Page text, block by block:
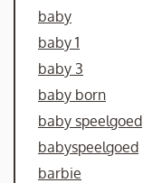
baby
baby 1
baby 3
baby born
baby speelgoed
babyspeelgoed
barbie